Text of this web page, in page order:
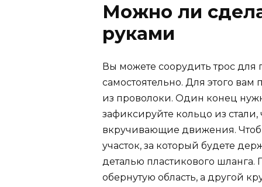
Можно ли
руками
Вы можете соорудить трос для
самостоятельно. Для этого
из проволоки. Один конец
зафиксируйте кольцо из
вкручивающие движения.
участок, за который будете
деталью пластикового
обернутую область, а другой